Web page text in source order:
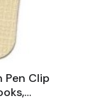
AAN
Pen Clip